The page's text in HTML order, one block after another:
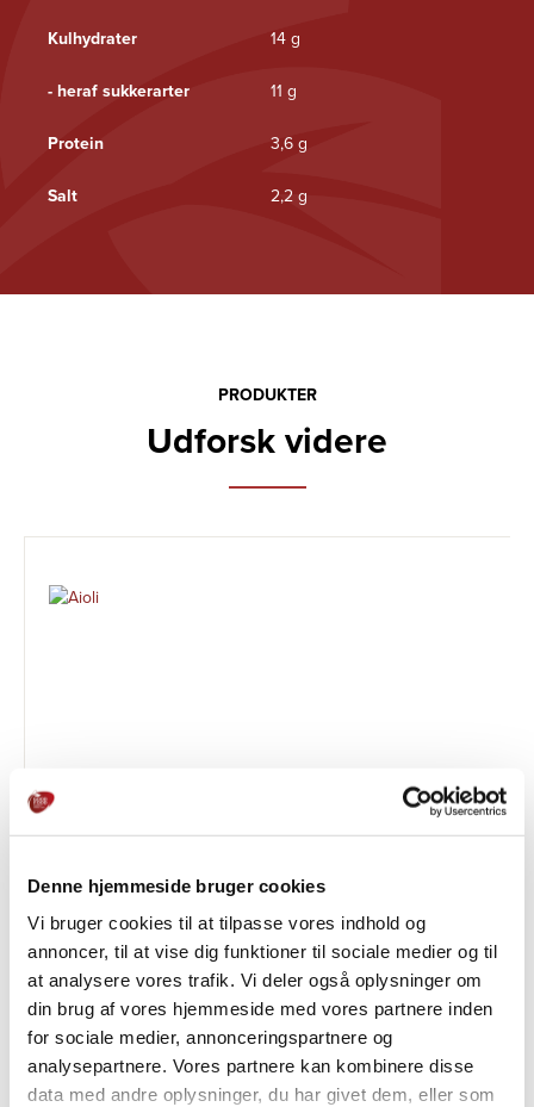
Denne hjemmeside bruger cookies
Vi bruger cookies til at tilpasse vores indhold og
annoncer, til at vise dig funktioner til sociale medier og til
at analysere vores trafik. Vi deler også oplysninger om
din brug af vores hjemmeside med vores partnere inden
for sociale medier, annonceringspartnere og
analysepartnere. Vores partnere kan kombinere disse
data med andre oplysninger, du har givet dem, eller som
Kulhydrater 14 g
- heraf sukkerarter 11 g
Protein 3,6 g
Salt 2,2 g
PRODUKTER
Udforsk videre
Aioli
AIOLI, PESTO OG TAPAS